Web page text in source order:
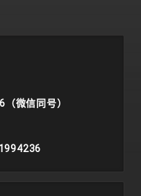
微信同号）